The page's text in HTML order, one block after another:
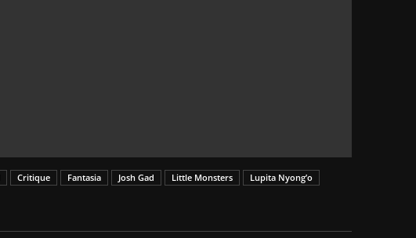
Critique Fantasia Josh Gad Little Monsters
Lupita Nyong’o